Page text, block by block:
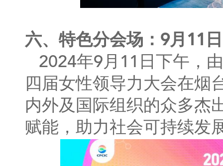
六、特色分会场：9月11
2024年9月11日下午，
四届女性领导力大会在烟
内外及国际组织的众多杰
赋能，助力社会可持续发